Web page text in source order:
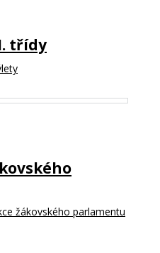
třídy
žákovského parlamentu